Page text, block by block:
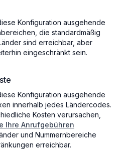
Konfiguration ausgehende
die standardmäßig
sind erreichbar, aber
eingeschränkt sein.
Konfiguration ausgehende
innerhalb jedes Ländercodes.
Kosten verursachen,
Ihre Anrufgebühren
und Nummernbereiche
erreichbar.